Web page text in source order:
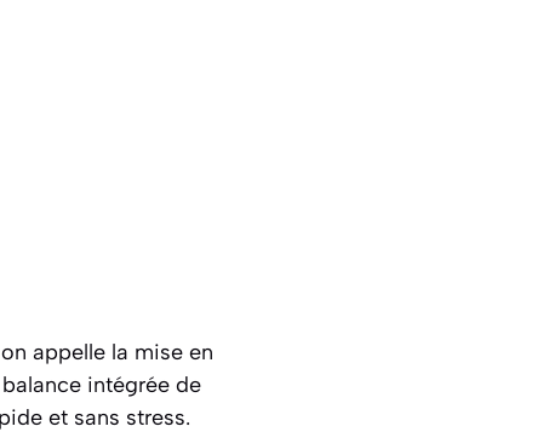
appelle la mise en
intégrée de
et sans stress.